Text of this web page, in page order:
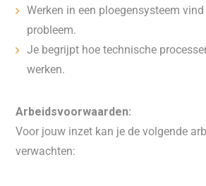
Werken in een ploegensysteem
probleem.
Je begrijpt hoe technische
werken.
Arbeidsvoorwaarden:
Voor jouw inzet kan je de volgende
verwachten: